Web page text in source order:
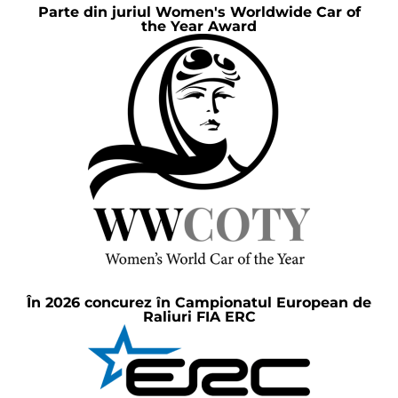
Parte din juriul Women's Worldwide Car of
the Year Award
În 2026 concurez în Campionatul European de
Raliuri FIA ERC